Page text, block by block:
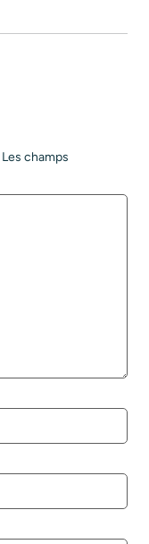
Les champs